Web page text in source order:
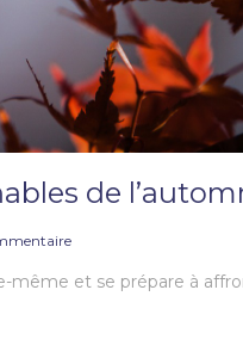
de
même et se prépare à